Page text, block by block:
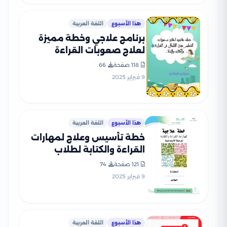
هذا الأسبوع اللغة العربية
برنامج علاجي وخطة مميزة
لعلاج صعوبات القراءة
والكتابة والإملاء عند التلاميذ
PDF
118 صفحة
66
9 فبراير 2025
هذا الأسبوع اللغة العربية
خطة تأسيس وعلاج لمهارات
القراءة والكتابة لطلاب
المرحلة الابتدائية PDF
121 صفحة
74
9 فبراير 2025
هذا الأسبوع اللغة العربية